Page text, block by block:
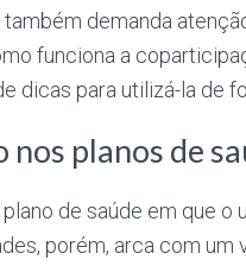
demanda
funciona a
dicas para utilizá-la de
planos de
de saúde em que o
porém, arca com um